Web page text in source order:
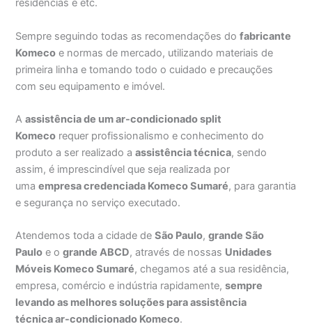
residências e etc.
Sempre seguindo todas as recomendações dofabricante
Komeco e normas de mercado, utilizando materiais de
primeira linha e tomando todo o cuidado e precauções
com seu equipamento e imóvel.
Aassistência de um ar-condicionado split
Komeco requer profissionalismo e conhecimento do
produto a ser realizado aassistência técnica, sendo
assim, é imprescindível que seja realizada por
umaempresa credenciada Komeco Sumaré, para garantia
e segurança no serviço executado.
Atendemos toda a cidade deSão Paulo,grande São
Paulo e ogrande ABCD, através de nossas Unidades
Móveis Komeco Sumaré, chegamos até a sua residência,
empresa, comércio e indústria rapidamente,sempre
levando as melhores soluções para assistência
técnica ar-condicionado Komeco.